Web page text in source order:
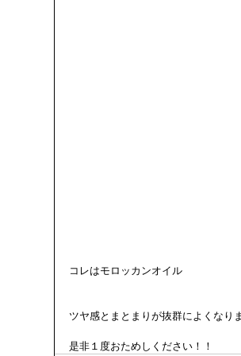
コレはモロッカンオイル
ツヤ感とまとまりが抜群によくなり
是非１度おためしください！！